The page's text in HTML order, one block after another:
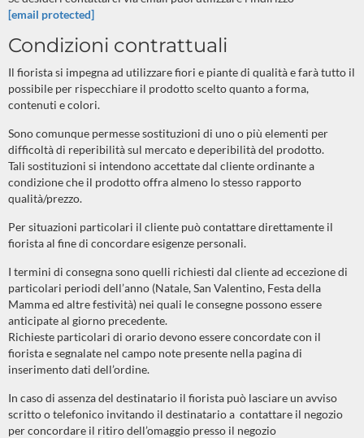
[email protected]
Condizioni contrattuali
Il fiorista si impegna ad utilizzare fiori e piante di qualità e farà tutto il
possibile per rispecchiare il prodotto scelto quanto a forma,
contenuti e colori.
Sono comunque permesse sostituzioni di uno o più elementi per
difficoltà di reperibilità sul mercato e deperibilità del prodotto.
Tali sostituzioni si intendono accettate dal cliente ordinante a
condizione che il prodotto offra almeno lo stesso rapporto
qualità/prezzo.
Per situazioni particolari il cliente può contattare direttamente il
fiorista al fine di concordare esigenze personali.
I termini di consegna sono quelli richiesti dal cliente ad eccezione di
particolari periodi dell’anno (Natale, San Valentino, Festa della
Mamma ed altre festività) nei quali le consegne possono essere
anticipate al giorno precedente.
Richieste particolari di orario devono essere concordate con il
fiorista e segnalate nel campo note presente nella pagina di
inserimento dati dell’ordine.
In caso di assenza del destinatario il fiorista può lasciare un avviso
scritto o telefonico invitando il destinatario a contattare il negozio
per concordare il ritiro dell’omaggio presso il negozio